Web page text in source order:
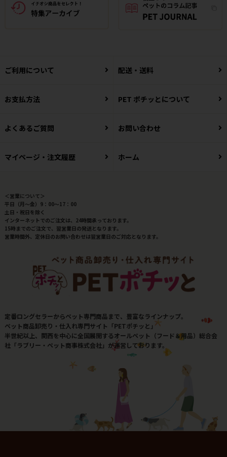
ご利用について 配送・送料
お支払方法 PET ポチッとについて
よくあるご質問 お問い合わせ
マイページ・注文履歴 ホーム
＜営業について＞
平日（月～金）9：00～17：00
土日・祝日を除く
インターネットでのご注文は、24時間承っております。
15時までのご注文で、翌営業日の発送となります。
営業時間外、定休日のお問い合わせは翌営業日のご対応となります。
定番ロングセラーからペット専門商品まで、豊富なラインナップ。
ペット商品卸売り・仕入れ専門サイト「PETポチッと」
半世紀以上、関西を中心に全国展開するオールペット（フード＆用品）総合会
社「ラブリー・ペット商事株式会社」が運営しております。